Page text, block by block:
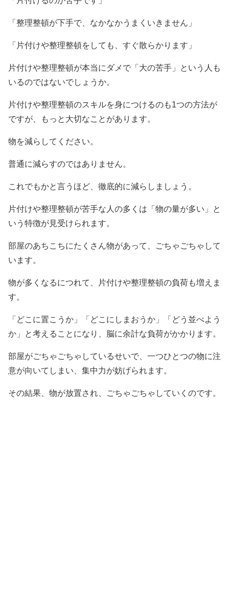
「整理整頓が下手で、なかなかうまくいきません」
「片付けや整理整頓をしても、すぐ散らかります」
片付けや整理整頓が本当にダメで「大の苦手」という人も
いるのではないでしょうか。
片付けや整理整頓のスキルを身につけるのも1つの方法が
ですが、もっと大切なことがあります。
物を減らしてください。
普通に減らすのではありません。
これでもかと言うほど、徹底的に減らしましょう。
片付けや整理整頓が苦手な人の多くは「物の量が多い」と
いう特徴が見受けられます。
部屋のあちこちにたくさん物があって、ごちゃごちゃして
います。
物が多くなるにつれて、片付けや整理整頓の負荷も増えま
す。
「どこに置こうか」「どこにしまおうか」「どう並べよう
か」と考えることになり、脳に余計な負荷がかかります。
部屋がごちゃごちゃしているせいで、一つひとつの物に注
意が向いてしまい、集中力が妨げられます。
その結果、物が放置され、ごちゃごちゃしていくのです。